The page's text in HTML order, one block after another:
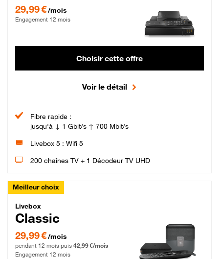
29,99 €/mois
Engagement 12 mois
Choisir cette offre
Voir le détail
Fibre rapide :
jusqu'à ↓ 1 Gbit/s ↑ 700 Mbit/s
Livebox 5 : Wifi 5
200 chaînes TV + 1 Décodeur TV UHD
Meilleur choix
Livebox Classic Fibre
Livebox
Classic
29,99 € par mois pendant 12 mois puis 42,99 € par mois, Engagement 12 mois
29,99 €/mois
pendant 12 mois puis 42,99 €/mois
Engagement 12 mois